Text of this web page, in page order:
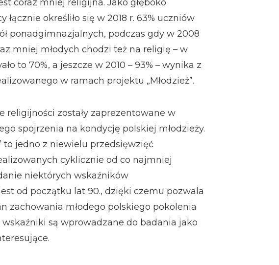
coraz mniej religijna. Jako głęboko
łącznie określiło się w 2018 r. 63% uczniów
ponadgimnazjalnych, podczas gdy w 2008
mniej młodych chodzi też na religię – w
to 70%, a jeszcze w 2010 – 93% – wynika z
w ramach projektu „Młodzież”.
religijności zostały zaprezentowane w
spojrzenia na kondycję polskiej młodzieży.
to jedno z niewielu przedsięwzięć
cyklicznie od co najmniej
niektórych wskaźników
od początku lat 90., dzięki czemu pozwala
zachowania młodego polskiego pokolenia
wskaźniki są wprowadzane do badania jako